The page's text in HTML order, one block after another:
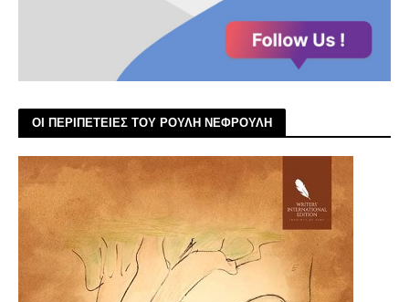
ΟΙ ΠΕΡΙΠΕΤΕΙΕΣ ΤΟΥ ΡΟΥΛΗ ΝΕΦΡΟΥΛΗ